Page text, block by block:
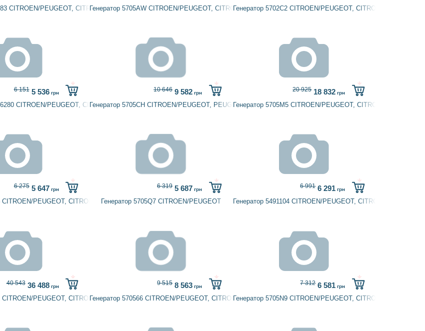
CITROEN/PEUGEOT, CITROËN, PEUGEOTГенератор 5705AW CITROEN/PEUGEOT, CITROËN, DAIHATSU, DENSO, ELSTOCK, PEUGEOT
Генератор 5702C2 CITROEN/PEUGEOT, CITROËN, PEUGEOT
CITROEN/PEUGEOT, CITROËN
6 151 5 536грн
Генератор 5705CH CITROEN/PEUGEOT, PEUGEOT
10 646 9 582 грн
Генератор 5705M5 CITROEN/PEUGEOT, CITROËN, HC-
20 925 18 832 грн
CITROEN/PEUGEOT, CITROËN, PEUGEOT
6 275 5 647 грн
Генератор 5705Q7 CITROEN/PEUGEOT
6 319 5 687 грн
Генератор 5491104 CITROEN/PEUGEOT, CITROËN
6 991 6 291 грн
CITROEN/PEUGEOT, CITROËN, PEUGEOT
40 543 36 488грн
Генератор 570566 CITROEN/PEUGEOT, CITROËN, PEUGEOT, TALBOT
9 515 8 563 грн
Генератор 5705N9 CITROEN/PEUGEOT, CITROËN, PEUGEOT
7 312 6 581 грн